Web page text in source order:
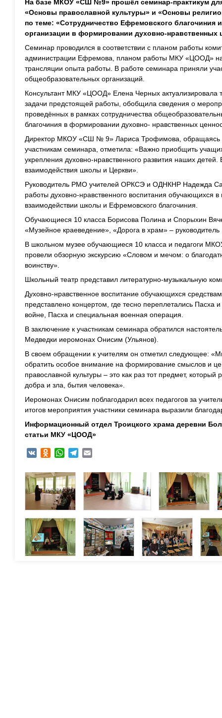
На базе МКОУ «СШ №9» прошёл семинар-практикум
«Основы православной культуры» и «Основы
по теме: «Сотрудничество Ефремовского благочиния
организации в формировании духовно-нравственных
Семинар проводился в соответствии с планом работы
администрации Ефремова, планом работы МКУ «ЦООД»
трансляции опыта работы. В работе семинара приняли
общеобразовательных организаций.
Консультант МКУ «ЦООД» Елена Черных актуализировала
задачи предстоящей работы, обобщила сведения о
проведённых в рамках сотрудничества
благочиния в формировании духовно- нравственных
Директор МКОУ «СШ № 9» Лариса Трофимова, обращаясь
участникам семинара, отметила: «Важно приобщить
укрепления духовно-нравственного развития наших
взаимодействия школы и Церкви».
Руководитель РМО учителей ОРКСЭ и ОДНКНР Надежда
работы духовно-нравственного воспитания обучающихся
взаимодействии школы и Ефремовского благочиния.
Обучающиеся 10 класса Борисова Полина и Спорыхин
«Музейное краеведение», «Дорога в храм» –
В школьном музее обучающиеся 10 класса и педагоги
провели обзорную экскурсию «Словом и мечом: о
воинству».
Школьный театр представил литературно-музыкальную
Духовно-нравственное воспитание обучающихся
представлено концертом, где тесно переплетались Пасха
войне, Пасха и специальная военная операция.
В заключение к участникам семинара обратился
Медведки иеромонах Онисим (Ульянов).
В своем обращении к учителям он отметил следующее:
обратить особое внимание на формирование смыслов и
православной культуры – это как раз тот предмет,
добра и зла, бытия человека».
Иеромонах Онисим поблагодарил всех педагогов за
итогов мероприятия участники семинара выразили
Информационный отдел Троицкого храма деревни
статьи МКУ «ЦООД»
VK Odnoklassniki
WhatsAppTelegram